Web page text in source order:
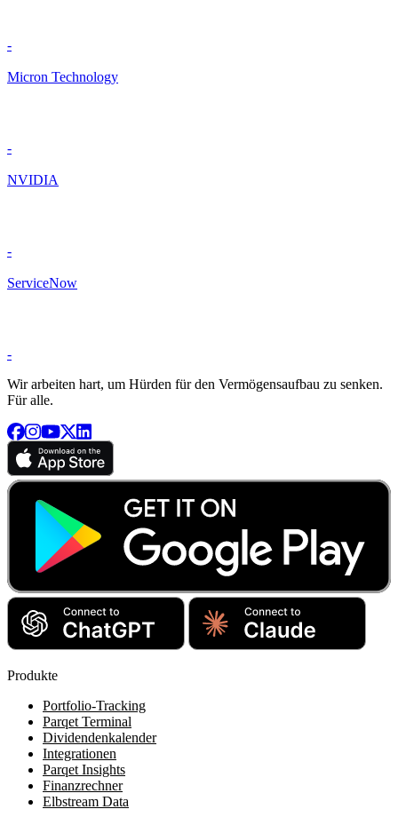
-
Micron Technology
-
NVIDIA
-
ServiceNow
-
Wir arbeiten hart, um Hürden für den Vermögensaufbau zu senken.
Für alle.
Produkte
Portfolio-Tracking
Parqet Terminal
Dividendenkalender
Integrationen
Parqet Insights
Finanzrechner
Elbstream Data